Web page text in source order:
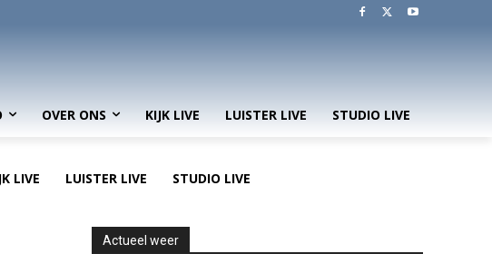
OVER ONS KIJK LIVE LUISTER LIVE STUDIO LIVE
LIVE LUISTER LIVE STUDIO LIVE
Actueel weer